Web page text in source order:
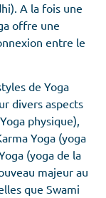
A la fois une
offre une
entre le
de Yoga
divers aspects
physique),
Yoga (yoga
(yoga de la
majeur au
que Swami